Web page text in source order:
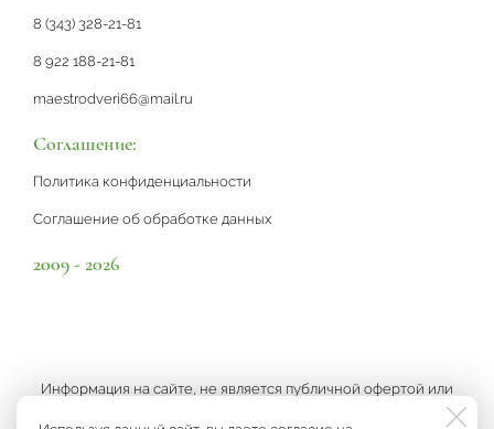
8 (343) 328-21-81
8 922 188-21-81
maestrodveri66@mail.ru
Соглашение:
Политика конфиденциальности
Соглашение об обработке данных
2009 - 2026
Информация на сайте, не является публичной офертой или
рекламой, а носит информационный характер и может быть